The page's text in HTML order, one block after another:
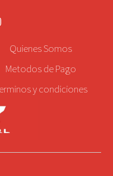
Quienes Somos
Metodos de Pago
y condiciones